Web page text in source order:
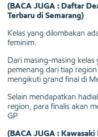
(BACA JUGA : Daftar
Terbaru di Semarang)
Kelas yang dilombakan
feminim.
Dari masing-masing kelas
pemenang dari tiap
mengikuti grand final di
Selain mendapatkan
region, para finalis akan
GP.
(BACA JUGA :